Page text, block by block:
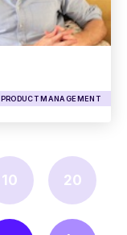
PRODUCT MANAGEMENT
10 20